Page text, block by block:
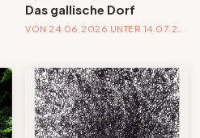
Das gallische Dorf